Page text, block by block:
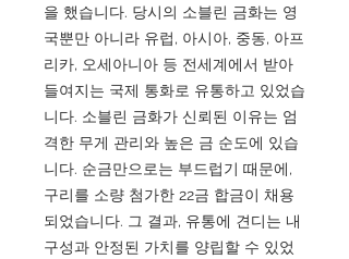
을 했습니다. 당시의 소블린 금화는 영
국뿐만 아니라 유럽, 아시아, 중동, 아프
리카, 오세아니아 등 전세계에서 받아
들여지는 국제 통화로 유통하고 있었습
니다. 소블린 금화가 신뢰된 이유는 엄
격한 무게 관리와 높은 금 순도에 있습
니다. 순금만으로는 부드럽기 때문에,
구리를 소량 첨가한 22금 합금이 채용
되었습니다. 그 결과, 유통에 견디는 내
구성과 안정된 가치를 양립할 수 있었